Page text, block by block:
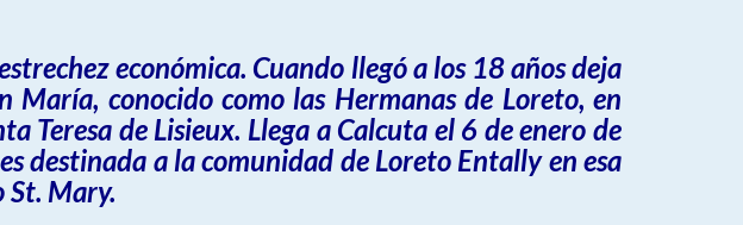
económica. Cuando llegó a los 18 años deja
conocido como las Hermanas de Loreto, en
Teresa de Lisieux. Llega a Calcuta el 6 de enero de
destinada a la comunidad de Loreto Entally en esa
St. Mary.